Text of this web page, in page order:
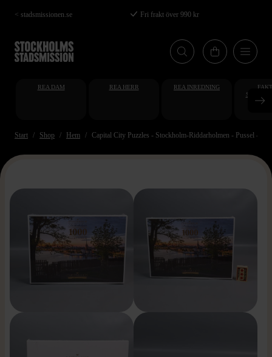
Hoppa
till
huvudinnehåll
< stadsmissionen.se Fri frakt över 990 kr
REA DAM REA HERR REA INREDNING
Start Shop Hem Capital City Puzzles - Stockholm-Riddarholmen - Pussel -